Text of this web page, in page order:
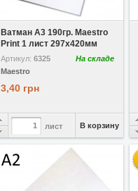
В избранное Сравнить
Ватман A3 190гр. Maestro
Print 1 лист 297х420мм
Артикул: 6325
На складе
Maestro
3,40 грн
лист В корзину